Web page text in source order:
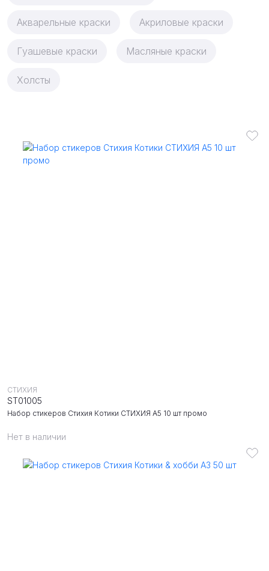
Акварельные краски Акриловые краски
Гуашевые краски Масляные краски
Холсты
Нет в наличии
Набор стикеров Стихия Котики СТИХИЯ А5 10 шт промо
СТИХИЯ
ST01005